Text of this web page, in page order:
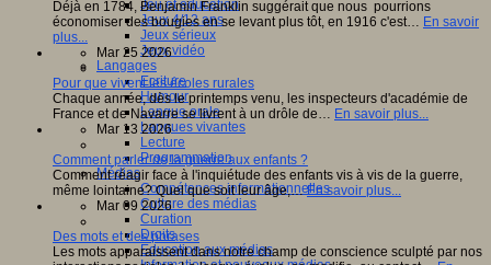
Jeu et éducation
Jeux 4/12 ans
Jeux sérieux
Jeux vidéo
Langages
Ecriture
Humour
Langue orale
Langues vivantes
Lecture
Programmation
Médias
Compétences informationnelles
Culture des médias
Curation
Droits
Education aux médias
Déjà en 1784, Benjamin Franklin suggérait que nous pourrions
économiser des bougies en se levant plus tôt, en 1916 c'est… En savoir
plus...
Mar 25 2026
Pour que vivent les écoles rurales
Chaque année, dès le printemps venu, les inspecteurs d'académie de
France et de Navarre se livrent à un drôle de… En savoir plus...
Mar 13 2026
Comment parler de la guerre aux enfants ?
Comment réagir face à l'inquiétude des enfants vis à vis de la guerre,
même lointaine? Quel que soit leur âge,…En savoir plus...
Mar 09 2026
Des mots et des phrases
Les mots apparaissent dans notre champ de conscience sculpté par nos